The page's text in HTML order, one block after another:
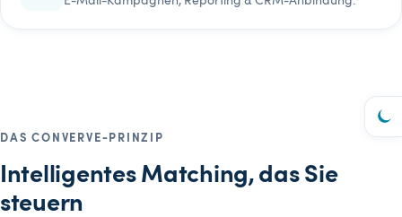
DAS CONVERVE-PRINZIP
Intelligentes Matching, das Sie
steuern